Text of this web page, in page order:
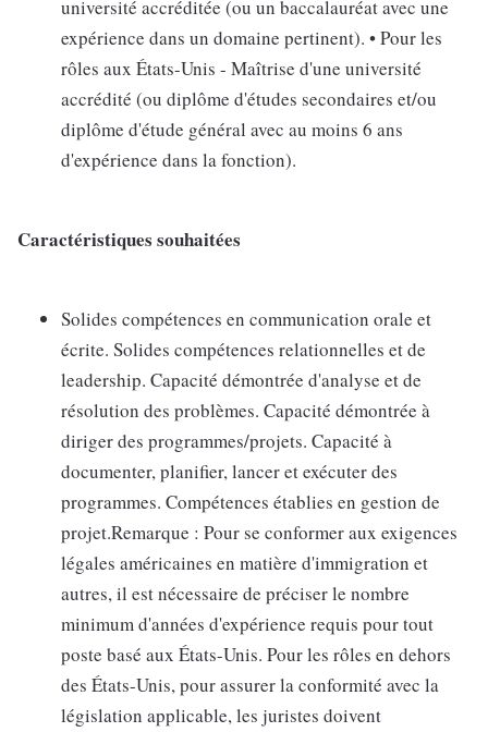
université accréditée (ou un baccalauréat avec une
expérience dans un domaine pertinent). • Pour les
rôles aux États-Unis - Maîtrise d'une université
accrédité (ou diplôme d'études secondaires et/ou
diplôme d'étude général avec au moins 6 ans
d'expérience dans la fonction).
Caractéristiques souhaitées
Solides compétences en communication orale et
écrite. Solides compétences relationnelles et de
leadership. Capacité démontrée d'analyse et de
résolution des problèmes. Capacité démontrée à
diriger des programmes/projets. Capacité à
documenter, planifier, lancer et exécuter des
programmes. Compétences établies en gestion de
projet.Remarque : Pour se conformer aux exigences
légales américaines en matière d'immigration et
autres, il est nécessaire de préciser le nombre
minimum d'années d'expérience requis pour tout
poste basé aux États-Unis. Pour les rôles en dehors
des États-Unis, pour assurer la conformité avec la
législation applicable, les juristes doivent